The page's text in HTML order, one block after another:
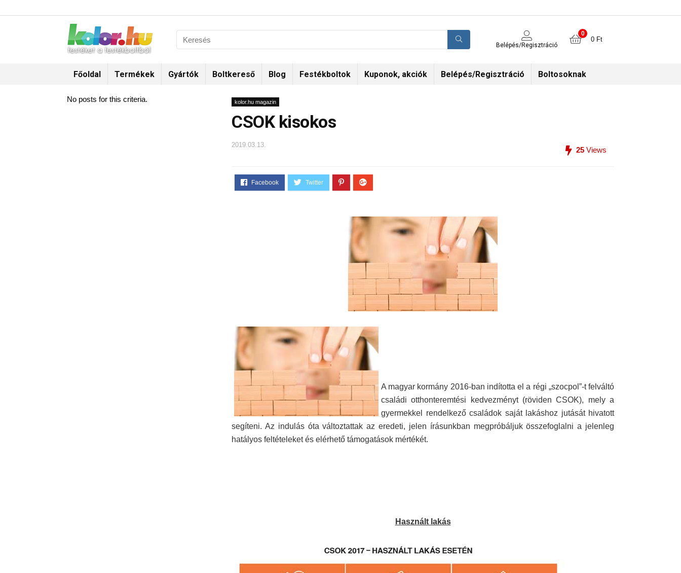
Belépés/Regisztráció
0
0 Ft
Főoldal Termékek Gyártók Boltkereső Blog Festékboltok Kuponok, akciók Belépés/Regisztráció Boltosoknak
kolor.hu magazin
CSOK kisokos
2019.03.13.
25 Views
A magyar kormány 2016-ban indította el a régi „szocpol”-t felváltó
családi otthonteremtési kedvezményt (röviden CSOK), mely a
gyermekkel rendelkező családok saját lakáshoz jutását hivatott
segíteni. Az indulás óta változtattak az eredeti, jelen írásunkban megpróbáljuk összefoglalni a jelenleg
hatályos feltételeket és elérhető támogatások mértékét.
Használt lakás
No posts for this criteria.